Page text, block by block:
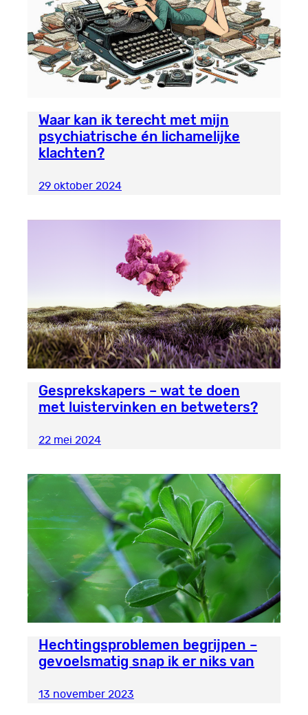
Waar kan ik terecht met mijn
psychiatrische én lichamelijke
klachten?
29 oktober 2024
Gesprekskapers – wat te doen
met luistervinken en betweters?
22 mei 2024
Hechtingsproblemen begrijpen –
gevoelsmatig snap ik er niks van
13 november 2023